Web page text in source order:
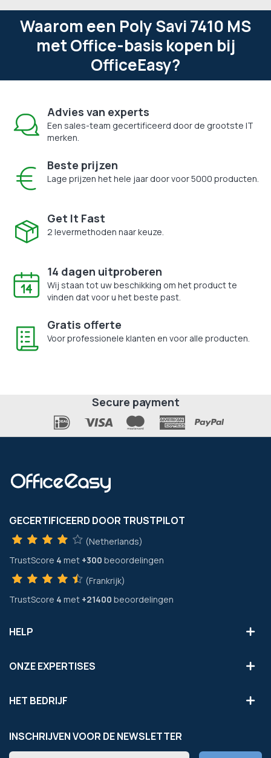
Waarom een Poly Savi 7410 MS
met Office-basis kopen bij
OfficeEasy?
Advies van experts
Een sales-team gecertificeerd door de grootste IT
merken.
Beste prijzen
Lage prijzen het hele jaar door voor 5000 producten.
Get It Fast
2 levermethoden naar keuze.
14 dagen uitproberen
Wij staan tot uw beschikking om het product te
vinden dat voor u het beste past.
Gratis offerte
Voor professionele klanten en voor alle producten.
Secure payment
GECERTIFICEERD DOOR TRUSTPILOT
(Netherlands)
TrustScore 4 met +300 beoordelingen
(Frankrijk)
TrustScore 4 met +21400 beoordelingen
HELP
ONZE EXPERTISES
HET BEDRIJF
INSCHRIJVEN VOOR DE NEWSLETTER